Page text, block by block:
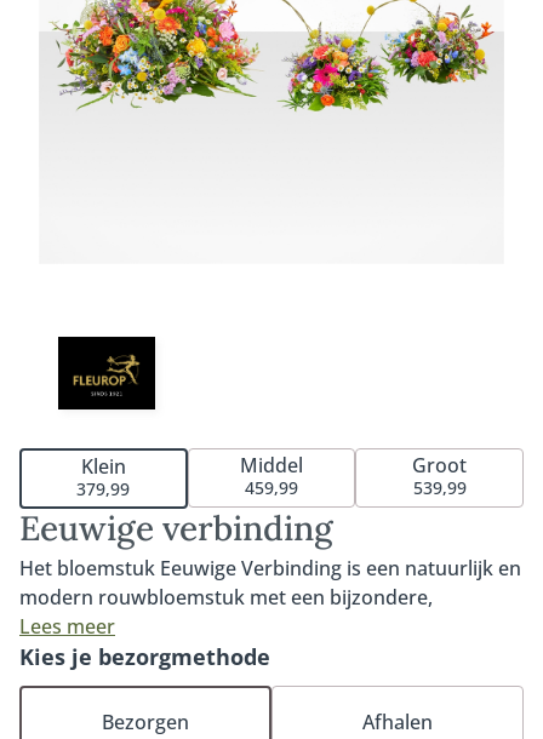
Eeuwige verbinding
Het bloemstuk Eeuwige Verbinding is een natuurlijk en
modern rouwbloemstuk met een bijzondere,
symbolische vorm. Het afgebeelde arrangement
betreft het kleine formaat en bestaat uit één groot
rond bloemstuk van circa 50 cm en twee kleinere
ronde bloemstukken van circa 30 cm, die door
Lees meer
Klein
379,99
Middel
459,99
Groot
539,99
Kies je bezorgmethode
Bezorgen Afhalen